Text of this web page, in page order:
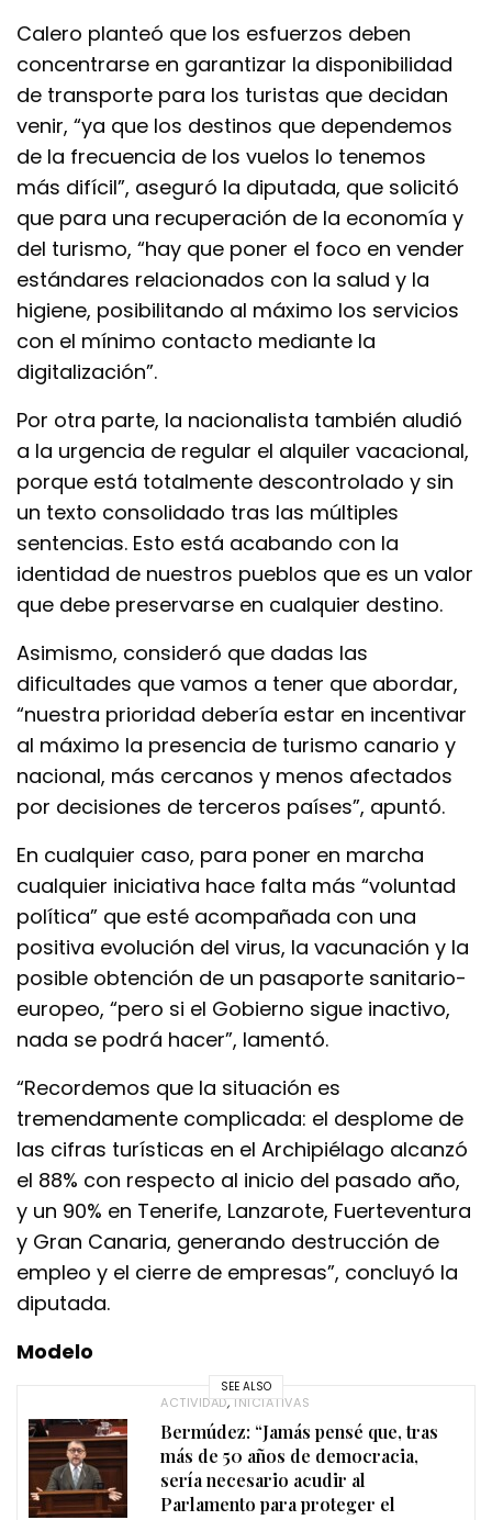
Calero planteó que los esfuerzos deben
concentrarse en garantizar la disponibilidad
de transporte para los turistas que decidan
venir, “ya que los destinos que dependemos
de la frecuencia de los vuelos lo tenemos
más difícil”, aseguró la diputada, que solicitó
que para una recuperación de la economía y
del turismo, “hay que poner el foco en vender
estándares relacionados con la salud y la
higiene, posibilitando al máximo los servicios
con el mínimo contacto mediante la
digitalización”.
Por otra parte, la nacionalista también aludió
a la urgencia de regular el alquiler vacacional,
porque está totalmente descontrolado y sin
un texto consolidado tras las múltiples
sentencias. Esto está acabando con la
identidad de nuestros pueblos que es un valor
que debe preservarse en cualquier destino.
Asimismo, consideró que dadas las
dificultades que vamos a tener que abordar,
“nuestra prioridad debería estar en incentivar
al máximo la presencia de turismo canario y
nacional, más cercanos y menos afectados
por decisiones de terceros países”, apuntó.
En cualquier caso, para poner en marcha
cualquier iniciativa hace falta más “voluntad
política” que esté acompañada con una
positiva evolución del virus, la vacunación y la
posible obtención de un pasaporte sanitario-
europeo, “pero si el Gobierno sigue inactivo,
nada se podrá hacer”, lamentó.
“Recordemos que la situación es
tremendamente complicada: el desplome de
las cifras turísticas en el Archipiélago alcanzó
el 88% con respecto al inicio del pasado año,
y un 90% en Tenerife, Lanzarote, Fuerteventura
y Gran Canaria, generando destrucción de
empleo y el cierre de empresas”, concluyó la
diputada.
Modelo
SEE ALSO
ACTIVIDAD, INICIATIVAS
Bermúdez: “Jamás pensé que, tras
más de 50 años de democracia,
sería necesario acudir al
Parlamento para proteger el